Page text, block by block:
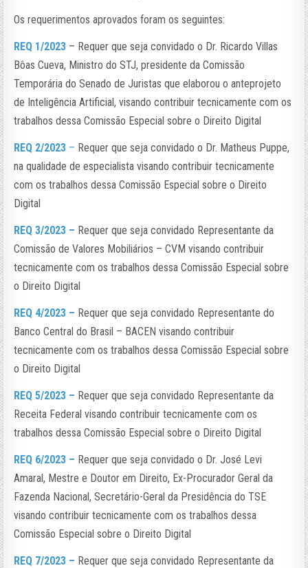
Os requerimentos aprovados foram os seguintes:
REQ 1/2023 – Requer que seja convidado o Dr. Ricardo Villas
Bôas Cueva, Ministro do STJ, presidente da Comissão
Temporária do Senado de Juristas que elaborou o anteprojeto
de Inteligência Artificial, visando contribuir tecnicamente com os
trabalhos dessa Comissão Especial sobre o Direito Digital
REQ 2/2023 – Requer que seja convidado o Dr. Matheus Puppe,
na qualidade de especialista visando contribuir tecnicamente
com os trabalhos dessa Comissão Especial sobre o Direito
Digital
REQ 3/2023 – Requer que seja convidado Representante da
Comissão de Valores Mobiliários – CVM visando contribuir
tecnicamente com os trabalhos dessa Comissão Especial sobre
o Direito Digital
REQ 4/2023 – Requer que seja convidado Representante do
Banco Central do Brasil – BACEN visando contribuir
tecnicamente com os trabalhos dessa Comissão Especial sobre
o Direito Digital
REQ 5/2023 – Requer que seja convidado Representante da
Receita Federal visando contribuir tecnicamente com os
trabalhos dessa Comissão Especial sobre o Direito Digital
REQ 6/2023 – Requer que seja convidado o Dr. José Levi
Amaral, Mestre e Doutor em Direito, Ex-Procurador Geral da
Fazenda Nacional, Secretário-Geral da Presidência do TSE
visando contribuir tecnicamente com os trabalhos dessa
Comissão Especial sobre o Direito Digital
REQ 7/2023 – Requer que seja convidado Representante da